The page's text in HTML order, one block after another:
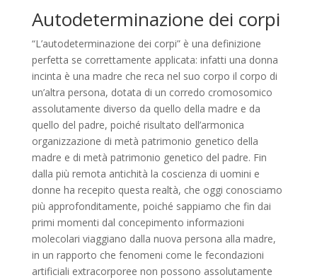
Autodeterminazione dei corpi
“L’autodeterminazione dei corpi” è una definizione
perfetta se correttamente applicata: infatti una donna
incinta è una madre che reca nel suo corpo il corpo di
un’altra persona, dotata di un corredo cromosomico
assolutamente diverso da quello della madre e da
quello del padre, poiché risultato dell’armonica
organizzazione di metà patrimonio genetico della
madre e di metà patrimonio genetico del padre. Fin
dalla più remota antichità la coscienza di uomini e
donne ha recepito questa realtà, che oggi conosciamo
più approfonditamente, poiché sappiamo che fin dai
primi momenti dal concepimento informazioni
molecolari viaggiano dalla nuova persona alla madre,
in un rapporto che fenomeni come le fecondazioni
artificiali extracorporee non possono assolutamente